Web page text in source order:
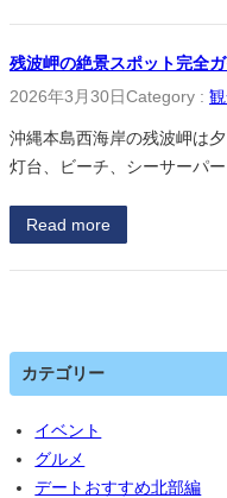
残波岬の絶景スポット完全
2026年3月30日Category :
沖縄本島西海岸の残波岬は
灯台、ビーチ、シーサーパ
Read more
カテゴリー
イベント
グルメ
デートおすすめ北部編